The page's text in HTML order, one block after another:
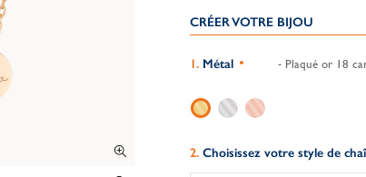
CRÉER VOTRE BIJOU
Métal - Plaqué or 18
Choisissez votre style de